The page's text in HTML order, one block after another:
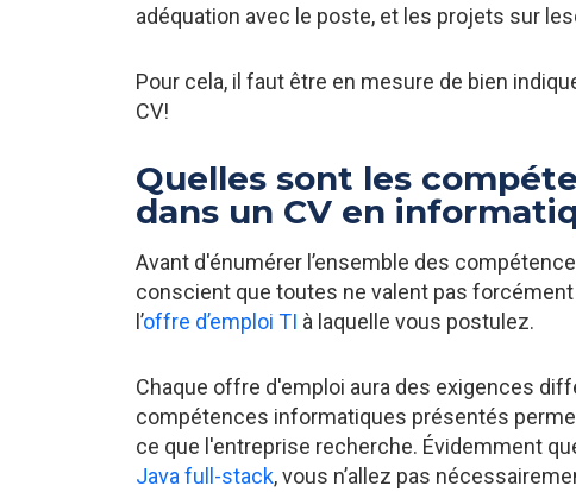
adéquation avec le poste, et les projets sur
Pour cela, il faut être en mesure de bien
CV!
Quelles sont les
dans un CV en
Avant d'énumérer l’ensemble des
conscient que toutes ne valent pas
l’offre d’emploi TI à laquelle vous postulez.
Chaque offre d'emploi aura des exigences
compétences informatiques présentés
ce que l'entreprise recherche. Évidemment
Java full-stack, vous n’allez pas